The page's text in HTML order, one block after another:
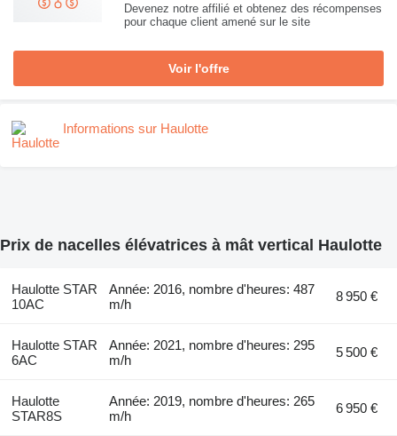
Devenez notre affilié et obtenez des récompenses
pour chaque client amené sur le site
Voir l'offre
Informations sur Haulotte
Prix de nacelles élévatrices à mât vertical Haulotte
Haulotte STAR
10AC
Année: 2016, nombre d'heures: 487
m/h
8 950 €
Haulotte STAR
6AC
Année: 2021, nombre d'heures: 295
m/h
5 500 €
Haulotte
STAR8S
Année: 2019, nombre d'heures: 265
m/h
6 950 €